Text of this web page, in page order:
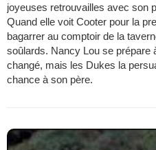
joyeuses retrouvailles avec son
Quand elle voit Cooter pour la
bagarrer au comptoir de la
soûlards. Nancy Lou se prépare
changé, mais les Dukes la
chance à son père.